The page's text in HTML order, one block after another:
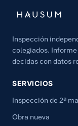
Inspección
colegiados.
decidas con datos
SERVICIOS
Inspección de 2ª
Obra nueva